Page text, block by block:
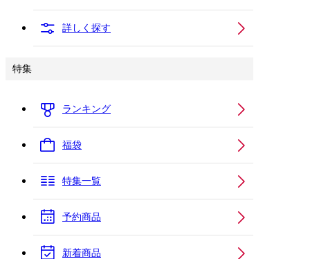
詳しく探す
特集
ランキング
福袋
特集一覧
予約商品
新着商品